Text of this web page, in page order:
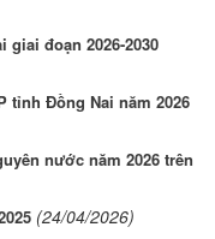
đoạn 2026-2030
tỉnh Đồng Nai năm 2026
nước năm 2026 trên
(24/04/2026)